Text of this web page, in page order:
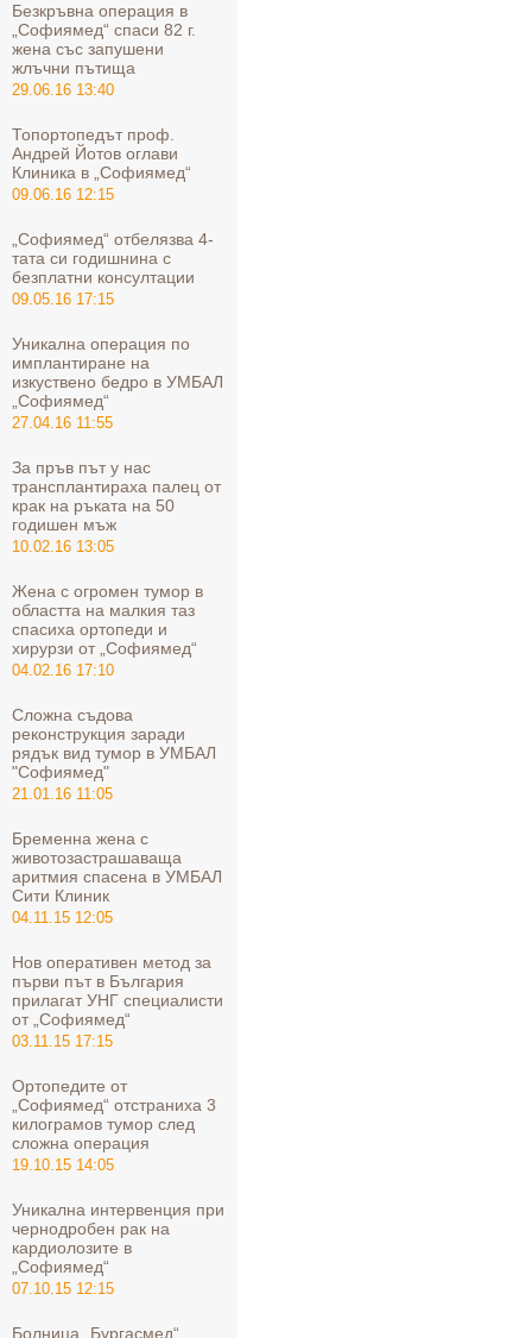
Безкръвна операция в
„Софиямед“ спаси 82 г.
жена със запушени
жлъчни пътища
29.06.16 13:40
Топортопедът проф.
Андрей Йотов оглави
Клиника в „Софиямед“
09.06.16 12:15
„Софиямед“ отбелязва 4-
тата си годишнина с
безплатни консултации
09.05.16 17:15
Уникална операция по
имплантиране на
изкуствено бедро в УМБАЛ
„Софиямед“
27.04.16 11:55
За пръв път у нас
трансплантираха палец от
крак на ръката на 50
годишен мъж
10.02.16 13:05
Жена с огромен тумор в
областта на малкия таз
спасиха ортопеди и
хирурзи от „Софиямед“
04.02.16 17:10
Сложна съдова
реконструкция заради
рядък вид тумор в УМБАЛ
"Софиямед"
21.01.16 11:05
Бременна жена с
животозастрашаваща
аритмия спасена в УМБАЛ
Сити Клиник
04.11.15 12:05
Нов оперативен метод за
първи път в България
прилагат УНГ специалисти
от „Софиямед“
03.11.15 17:15
Ортопедите от
„Софиямед“ отстраниха 3
килограмов тумор след
сложна операция
19.10.15 14:05
Уникална интервенция при
чернодробен рак на
кардиолозите в
„Софиямед“
07.10.15 12:15
Болница „Бургасмед“